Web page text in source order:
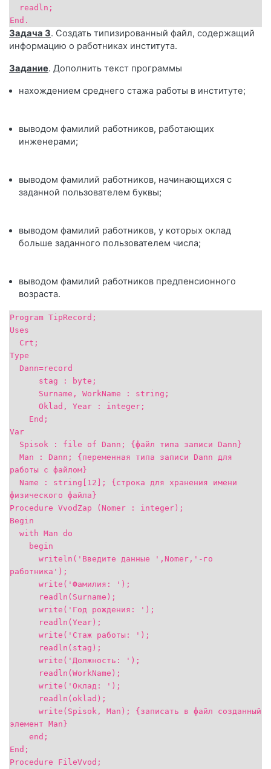
readln;
End.
Задача 3. Создать типизированный файл, содержащий
информацию о работниках института.
Задание. Дополнить текст программы
нахождением среднего стажа работы в институте;
выводом фамилий работников, работающих
инженерами;
выводом фамилий работников, начинающихся с
заданной пользователем буквы;
выводом фамилий работников, у которых оклад
больше заданного пользователем числа;
выводом фамилий работников предпенсионного
возраста.
Program TipRecord;
Uses
Crt;
Type
Dann=record
stag : byte;
Surname, WorkName : string;
Oklad, Year : integer;
End;
Var
Spisok : file of Dann; {файл типа записи Dann}
Man : Dann; {переменная типа записи Dann для
работы с файлом}
Name : string[12]; {строка для хранения имени
физического файла}
Procedure VvodZap (Nomer : integer);
Begin
with Man do
begin
writeln('Введите данные ',Nomer,'-го
работника');
write('Фамилия: ');
readln(Surname);
write('Год рождения: ');
readln(Year);
write('Стаж работы: ');
readln(stag);
write('Должность: ');
readln(WorkName);
write('Оклад: ');
readln(oklad);
write(Spisok, Man); {записать в файл созданный
элемент Man}
end;
End;
Procedure FileVvod;